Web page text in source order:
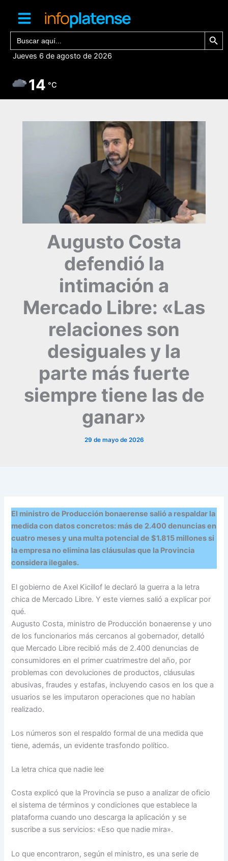
contenido
Buscar: Botón de
Jueves 6 de agosto de 2026
14 °C
Augusto Costa
defendió la
intimación a
Mercado Libre: «Las
relaciones son
desiguales y la
parte más fuerte
siempre tiene las de
ganar»
29 de mayo de 2026
El ministro de Producción bonaerense salió a respaldar la
medida con datos concretos: más de 2.400 denuncias en
cuatro meses y una multa potencial de $1.815 millones si
la empresa no elimina las cláusulas que la Provincia
considera ilegales.
El gobierno de Axel Kicillof le declaró la guerra a la letra
chica de Mercado Libre. Y este viernes salió a explicar por
qué.
Augusto Costa, ministro de Producción bonaerense y uno
de los funcionarios más cercanos al gobernador, detalló
que Mercado Libre recibió más de 2.400 denuncias de
consumidores en el primer cuatrimestre del año, por
problemas con devoluciones de productos, cláusulas
abusivas, fraudes y estafas, incluyendo casos en los que a
usuarios se les imputaron operaciones que no habían
realizado.
Los números son el respaldo formal de una medida que
tiene, además, un evidente trasfondo político.
La letra chica que nadie lee
Costa explicó que la Provincia se puso a analizar de oficio
el sistema de términos y condiciones que establece la
plataforma cuando uno descarga la aplicación y se
suscribe a sus servicios: «Eso que nadie mira».
Lo que encontraron, según el ministro, es una serie de